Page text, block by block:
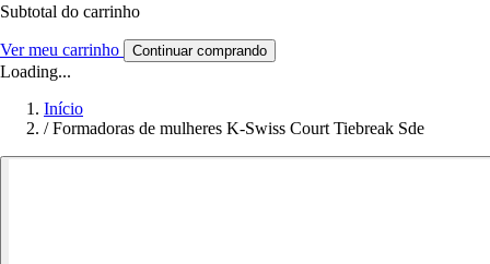
Subtotal do carrinho
Ver meu carrinho Continuar comprando
Loading...
Início
/ Formadoras de mulheres K-Swiss Court Tiebreak Sde